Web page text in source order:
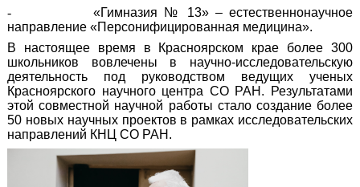
-
«Гимназия № 13» – естественнонаучное
направление «Персонифицированная медицина».
В настоящее время в Красноярском крае более 300
школьников вовлечены в научно-исследовательскую
деятельность под руководством ведущих ученых
Красноярского научного центра СО РАН. Результатами
этой совместной научной работы стало создание более
50 новых научных проектов в рамках исследовательских
направлений КНЦ СО РАН.